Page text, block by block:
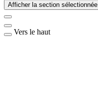
Afficher la section sélectionnée
Vers le haut